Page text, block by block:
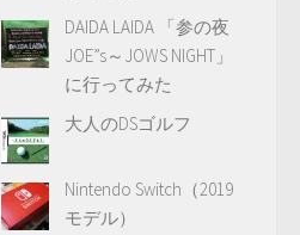
DAIDA LAIDA 「参の夜
JOE”s～JOWS NIGHT」
に行ってみた
大人のDSゴルフ
Nintendo Switch（2019
モデル）